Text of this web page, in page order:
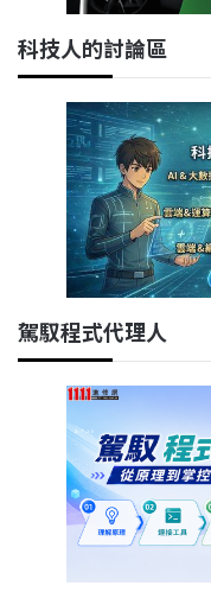
科技人的討論區
駕馭程式代理人